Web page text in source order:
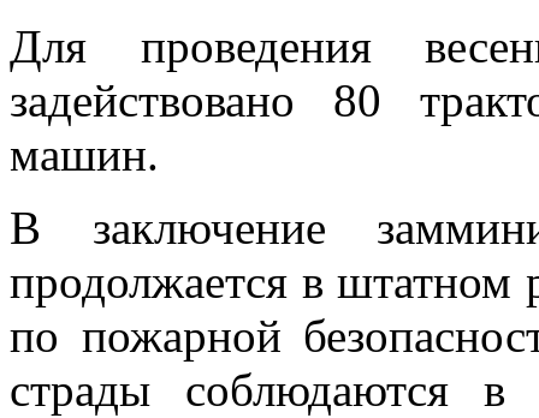
Для проведения
задействовано 80
машин.
В заключение
продолжается в
по пожарной
страды соблюдаются в